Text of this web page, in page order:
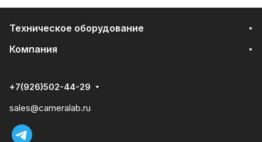
Техническое оборудование
Компания
+7(926)502-44-29
sales@cameralab.ru